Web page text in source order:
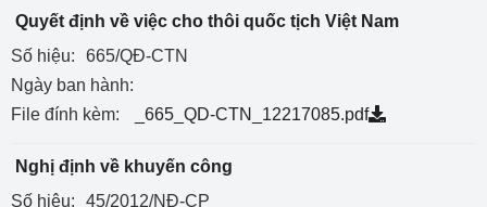
Quyết định về việc cho thôi quốc tịch Việt Nam
Số hiệu:
665/QĐ-CTN
Ngày ban hành:
File đính kèm:
_665_QD-CTN_12217085.pdf
Nghị định về khuyến công
Số hiệu:
45/2012/NĐ-CP